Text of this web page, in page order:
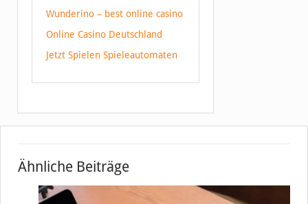
Wunderino – best online casino
Online Casino Deutschland
Jetzt Spielen Spieleautomaten
Ähnliche Beiträge